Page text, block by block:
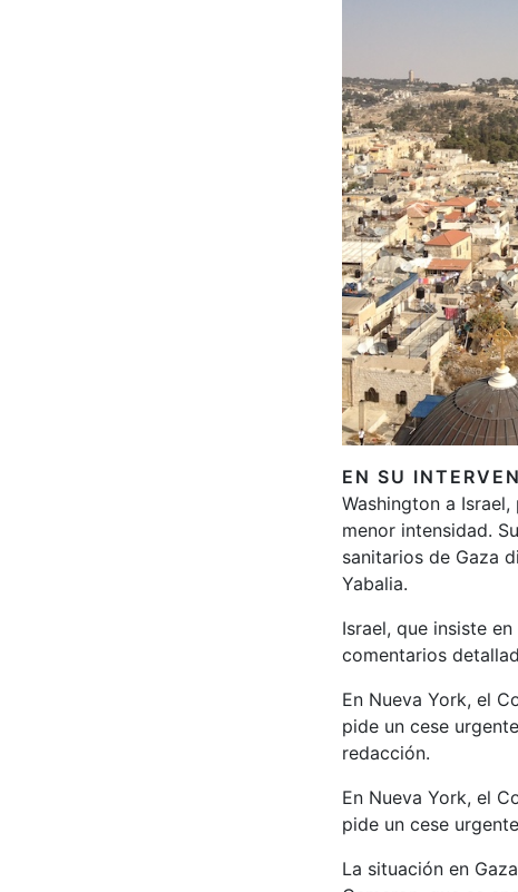
EN SU
Washington a
menor intensidad.
sanitarios de Gaza
Yabalia.
Israel, que insiste
comentarios
En Nueva York, el
pide un cese
redacción.
En Nueva York, el
pide un cese
La situación en